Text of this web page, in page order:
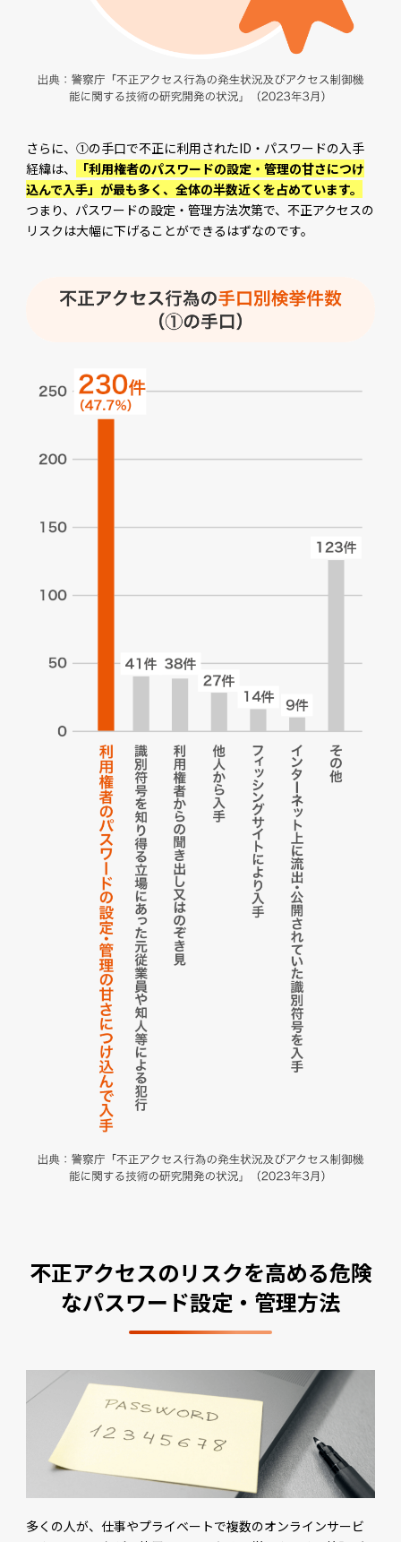
さらに、①の手口で不正に利用されたID・パスワードの入手
経緯は、
「利用権者のパスワードの設定・管理の甘さにつけ
込んで入手」が最も多く、全体の半数近くを占めています。
つまり、パスワードの設定・管理方法次第で、不正アクセスの
リスクは大幅に下げることができるはずなのです。
不正アクセスのリスクを高める危険
なパスワード設定・管理方法
多くの人が、仕事やプライベートで複数のオンラインサービ